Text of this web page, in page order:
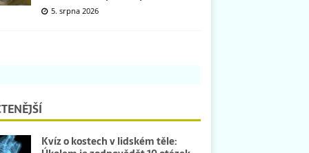
5. srpna 2026
Kvíz o kostech v lidském těle: